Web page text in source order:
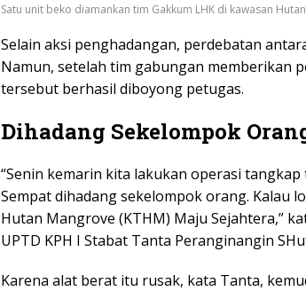
Satu unit beko diamankan tim Gakkum LHK di kawasan
Selain aksi penghadangan, perdebatan
Namun, setelah tim gabungan memberikan
tersebut berhasil diboyong petugas.
Dihadang Sekelompok
“Senin kemarin kita lakukan operasi
Sempat dihadang sekelompok orang. Kalau
Hutan Mangrove (KTHM) Maju Sejahtera,”
UPTD KPH I Stabat Tanta Peranginangin
Karena alat berat itu rusak, kata Tanta,